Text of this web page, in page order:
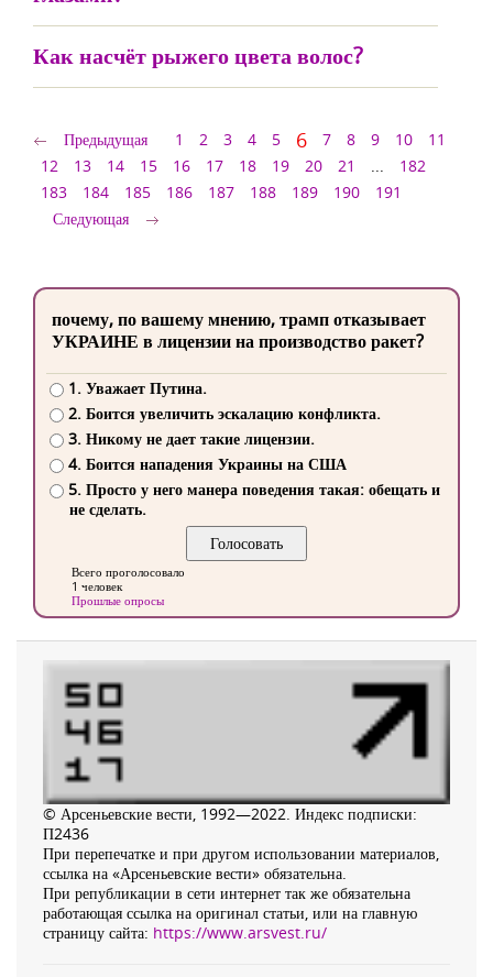
Как насчёт рыжего цвета волос?
Предыдущая 1 2 3 4 5 6 7 8 9 10
11
12
13 14 15 16 17 18 19 20 21 ...
182
183
184 185 186 187 188 189 190
191
Следующая
почему, по вашему мнению, трамп отказывает
УКРАИНЕ в лицензии на производство ракет?
1. Уважает Путина.
2. Боится увеличить эскалацию конфликта.
3. Никому не дает такие лицензии.
4. Боится нападения Украины на США
5. Просто у него манера поведения такая: обещать и
не сделать.
Всего проголосовало
1 человек
Прошлые опросы
© Арсеньевские вести, 1992—2022. Индекс подписки:
П2436
При перепечатке и при другом использовании материалов,
ссылка на «Арсеньевские вести» обязательна.
При републикации в сети интернет так же обязательна
работающая ссылка на оригинал статьи, или на главную
страницу сайта: https://www.arsvest.ru/